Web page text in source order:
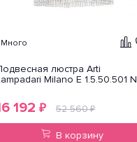
Много
люстра Arti
Milano E 1.5.50.501 N
192 ₽ 52 560₽
В корзину